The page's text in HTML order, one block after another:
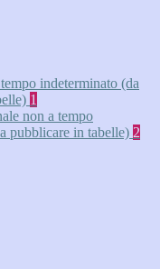
indeterminato (da
1
non a tempo
pubblicare in tabelle) 2